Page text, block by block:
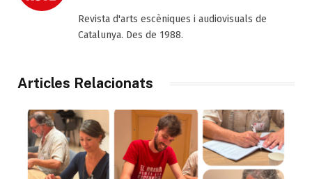
Revista d'arts escèniques i audiovisuals de
Catalunya. Des de 1988.
Articles Relacionats